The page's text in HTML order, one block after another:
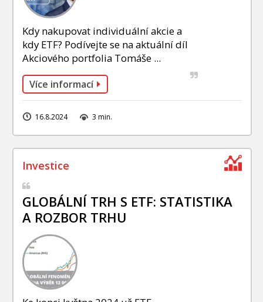
Kdy nakupovat individuální akcie a
kdy ETF? Podívejte se na aktuální díl
Akciového portfolia Tomáše ...
Více informací
16.8.2024 3 min.
GLOBÁLNÍ TRH S ETF: STATISTIKA
A ROZBOR TRHU